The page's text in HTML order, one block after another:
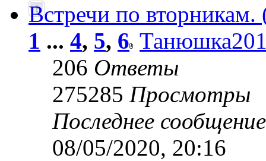
Встречи по
1 ... 4, 5, 6
206 Ответы
275285 Просмотры
Последнее
08/05/2020, 20:16